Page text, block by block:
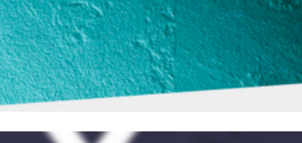
COINHACK 2